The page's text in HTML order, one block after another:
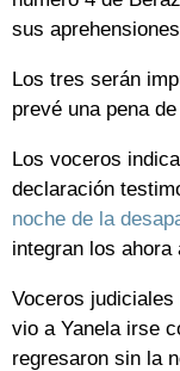
sus
Los tres serán
prevé una pena
Los voceros
declaración
noche de la
integran los ahora
Voceros
vio a Yanela irse
regresaron sin la